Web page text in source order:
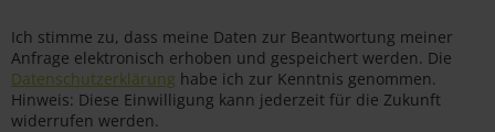
Ich stimme zu, dass meine Daten zur Beantwortung meiner
Anfrage elektronisch erhoben und gespeichert werden. Die
Datenschutzerklärung habe ich zur Kenntnis genommen.
Hinweis: Diese Einwilligung kann jederzeit für die Zukunft
widerrufen werden.